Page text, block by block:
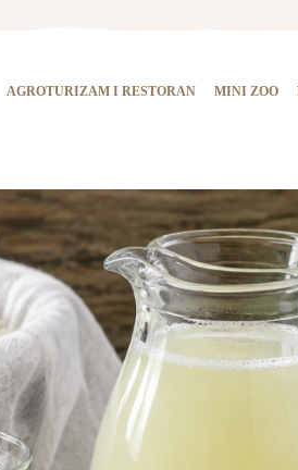
AGROTURIZAM I RESTORAN MINI ZOO
I